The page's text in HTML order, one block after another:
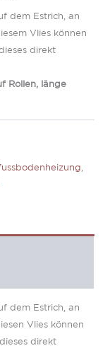
dem Estrich, an
Vlies können
direkt
Rollen, länge
dem Estrich, an
Vlies können
direkt